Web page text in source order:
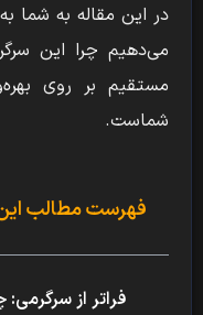
در این مقاله به شما
می‌دهیم چرا این
مستقیم بر روی
شماست.
فهرست مطالب این
فراتر از سرگرمی: